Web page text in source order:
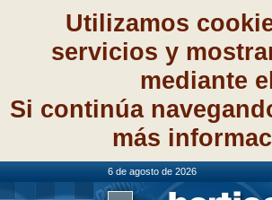
Utilizamos
servicios y
mediante
Si continúa
más
6 de agosto de